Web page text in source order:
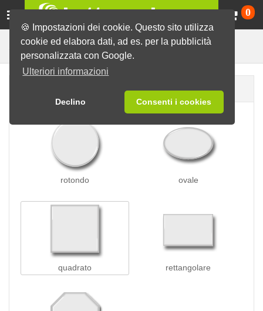
🍪 Impostazioni dei cookie. Questo sito utilizza
cookie ed elabora dati, ad es. per la pubblicità
personalizzata con Google.
Ulteriori informazioni
Declino Consenti i cookies
0
Spille Spille adesive e velcro
rotondo ovale
quadrato rettangolare